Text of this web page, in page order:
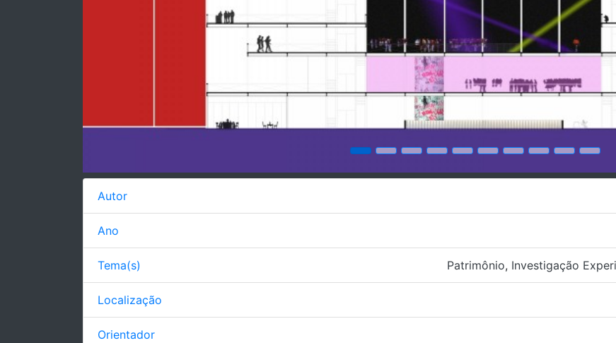
Autor
Ano
Tema(s) Patrimônio, Investigação
Localização
Orientador